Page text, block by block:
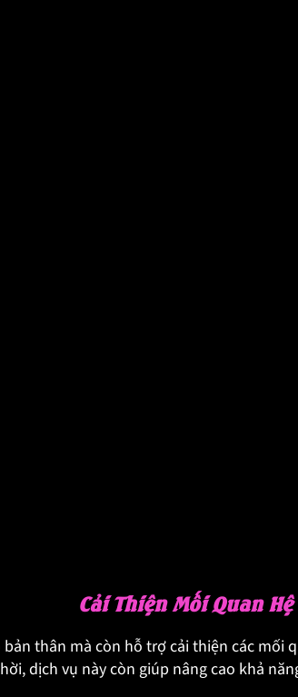
Cải Thiện Mối Quan
thân mà còn hỗ trợ cải thiện các
dịch vụ này còn giúp nâng cao khả